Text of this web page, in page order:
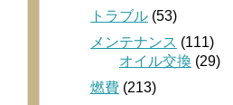
トラブル (53)
メンテナンス (111)
オイル交換 (29)
燃費 (213)